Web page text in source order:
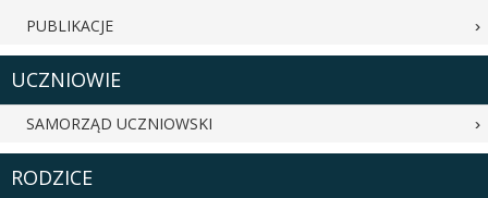
PUBLIKACJE
UCZNIOWIE
SAMORZĄD UCZNIOWSKI
RODZICE